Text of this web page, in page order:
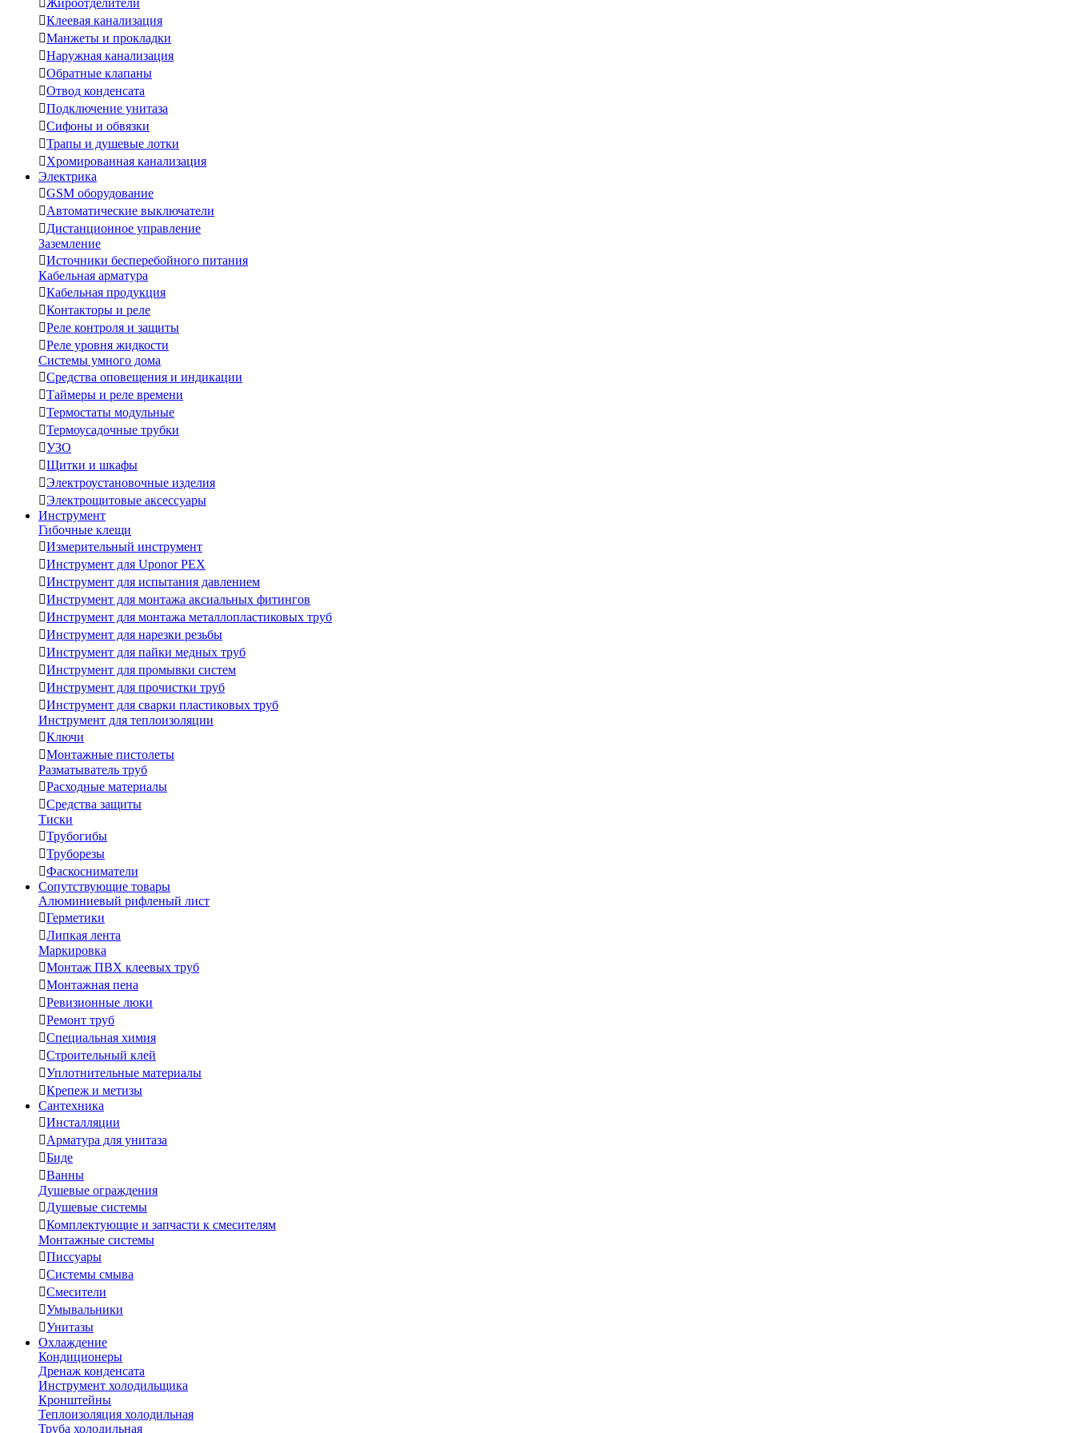
Жироотделители
Клеевая канализация
Манжеты и прокладки
Наружная канализация
Обратные клапаны
Отвод конденсата
Подключение унитаза
Сифоны и обвязки
Трапы и душевые лотки
Хромированная канализация
Электрика
GSM оборудование
Автоматические выключатели
Дистанционное управление
Заземление
Источники бесперебойного питания
Кабельная арматура
Кабельная продукция
Контакторы и реле
Реле контроля и защиты
Реле уровня жидкости
Системы умного дома
Средства оповещения и индикации
Таймеры и реле времени
Термостаты модульные
Термоусадочные трубки
УЗО
Щитки и шкафы
Электроустановочные изделия
Электрощитовые аксессуары
Инструмент
Гибочные клещи
Измерительный инструмент
Инструмент для Uponor PEX
Инструмент для испытания давлением
Инструмент для монтажа аксиальных фитингов
Инструмент для монтажа металлопластиковых труб
Инструмент для нарезки резьбы
Инструмент для пайки медных труб
Инструмент для промывки систем
Инструмент для прочистки труб
Инструмент для сварки пластиковых труб
Инструмент для теплоизоляции
Ключи
Монтажные пистолеты
Разматыватель труб
Расходные материалы
Средства защиты
Тиски
Трубогибы
Труборезы
Фаскосниматели
Сопутствующие товары
Алюминиевый рифленый лист
Герметики
Липкая лента
Маркировка
Монтаж ПВХ клеевых труб
Монтажная пена
Ревизионные люки
Ремонт труб
Специальная химия
Строительный клей
Уплотнительные материалы
Крепеж и метизы
Сантехника
Инсталляции
Арматура для унитаза
Биде
Ванны
Душевые ограждения
Душевые системы
Комплектующие и запчасти к смесителям
Монтажные системы
Писсуары
Системы смыва
Смесители
Умывальники
Унитазы
Охлаждение
Кондиционеры
Дренаж конденсата
Инструмент холодильщика
Кронштейны
Теплоизоляция холодильная
Труба холодильная